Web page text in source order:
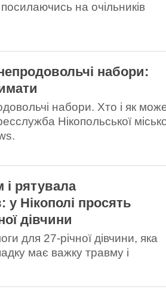
на очільників
набори:
набори. Хто і як
Нікопольської
і рятувала
у Нікополі просять
дівчини
для 27-річної дівчини, яка
має важку травму і